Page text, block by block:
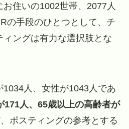
住いの1002世帯、2077人
の手段のひとつとして、チ
ィングは有力な選択肢とな
人、女性が1043人であ
171人、65歳以上の高齢者が
ポスティングの参考とする